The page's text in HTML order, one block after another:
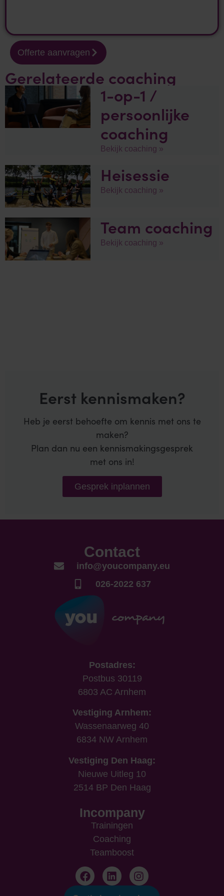
Offerte aanvragen
Gerelateerde coaching
1-op-1 /
persoonlijke
coaching
Bekijk coaching »
Heisessie
Bekijk coaching »
Team coaching
Bekijk coaching »
Eerst kennismaken?
Heb je eerst behoefte om kennis met ons te
maken?
Plan dan nu een kennismakingsgesprek
met ons in!
Gesprek inplannen
Contact
info@youcompany.eu
026-2022 637
Postadres:
Postbus 30119
6803 AC Arnhem
Vestiging Arnhem:
Wassenaarweg 40
6834 NW Arnhem
Vestiging Den Haag:
Nieuwe Uitleg 10
2514 BP Den Haag
Incompany
Trainingen
Coaching
Teamboost